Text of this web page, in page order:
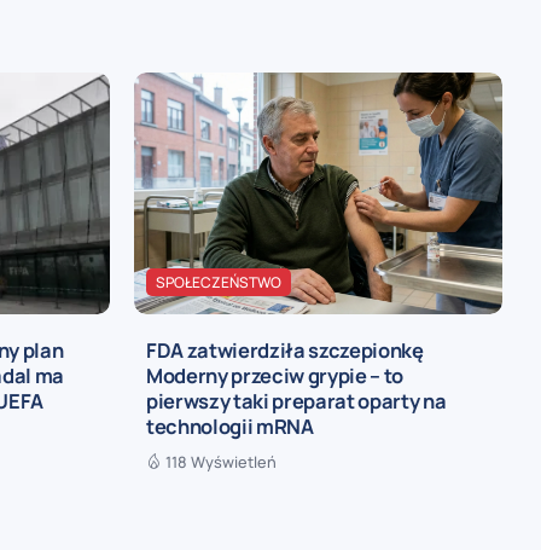
plan
ma
SPOŁECZEŃSTWO
FDA zatwierdziła szczepionkę
Moderny przeciw grypie – to
pierwszy taki preparat oparty na
technologii mRNA
118 Wyświetleń